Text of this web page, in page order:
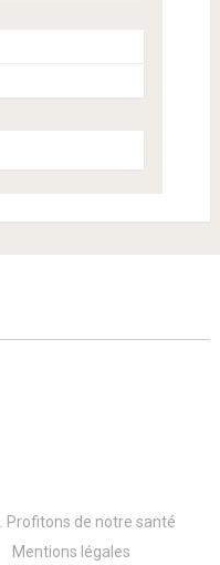
Profitons de notre santé
Mentions légales